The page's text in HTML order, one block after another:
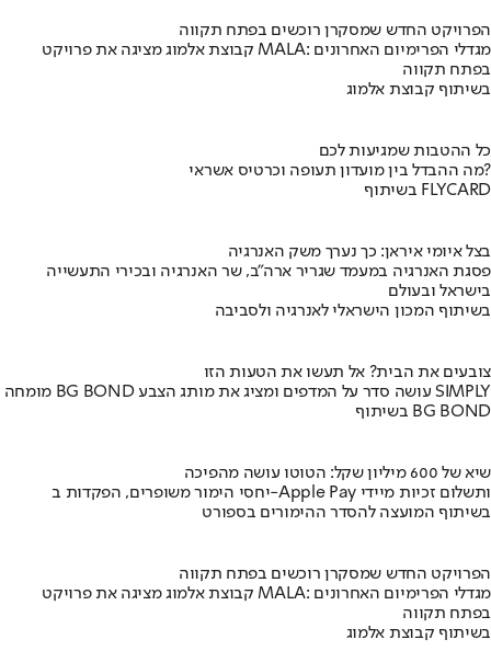
הפרויקט החדש שמסקרן רוכשים בפתח תקווה
קבוצת אלמוג מציגה את פרויקט MALA: מגדלי הפרימיום האחרונים
בפתח תקווה
בשיתוף קבוצת אלמוג
כל ההטבות שמגיעות לכם
מה ההבדל בין מועדון תעופה וכרטיס אשראי?
בשיתוף FLYCARD
בצל איומי איראן: כך נערך משק האנרגיה
פסגת האנרגיה במעמד שגריר ארה"ב, שר האנרגיה ובכירי התעשייה
בישראל ובעולם
בשיתוף המכון הישראלי לאנרגיה ולסביבה
צובעים את הבית? אל תעשו את הטעות הזו
מומחה BG BOND עושה סדר על המדפים ומציג את מותג הצבע SIMPLY
בשיתוף BG BOND
שיא של 600 מיליון שקל: הטוטו עושה מהפיכה
יחסי הימור משופרים, הפקדות ב-Apple Pay ותשלום זכיות מיידי
בשיתוף המועצה להסדר ההימורים בספורט
הפרויקט החדש שמסקרן רוכשים בפתח תקווה
קבוצת אלמוג מציגה את פרויקט MALA: מגדלי הפרימיום האחרונים
בפתח תקווה
בשיתוף קבוצת אלמוג